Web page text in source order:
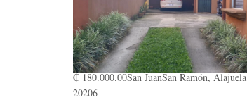
₡ 180.000.00San JuanSan Ramón, Alajuela
20206